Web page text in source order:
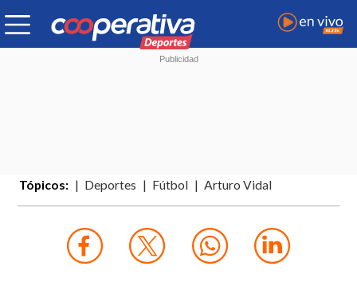
Tópicos: Deportes Fútbol Arturo Vidal